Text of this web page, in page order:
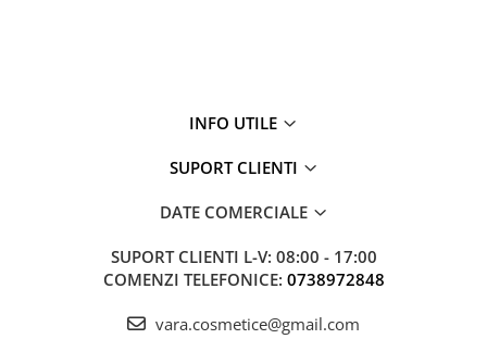
INFO UTILE
SUPORT CLIENTI
DATE COMERCIALE
SUPORT CLIENTI L-V: 08:00 - 17:00
COMENZI TELEFONICE: 0738972848
vara.cosmetice@gmail.com